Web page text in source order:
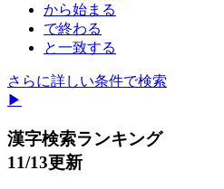
から始まる
で終わる
と一致する
さらに詳しい条件で検索
▶
漢字検索ランキング
11/13更新